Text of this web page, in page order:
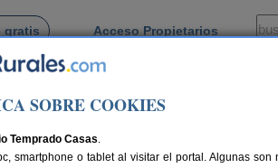
gratis Acceso Propietarios
SOBRE COOKIES
Temprado Casas.
o tablet al visitar el portal. Algunas son